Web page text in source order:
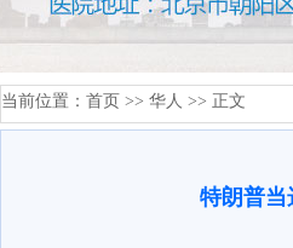
当前位置： 首页 >> 华人 >> 正文
特朗普当